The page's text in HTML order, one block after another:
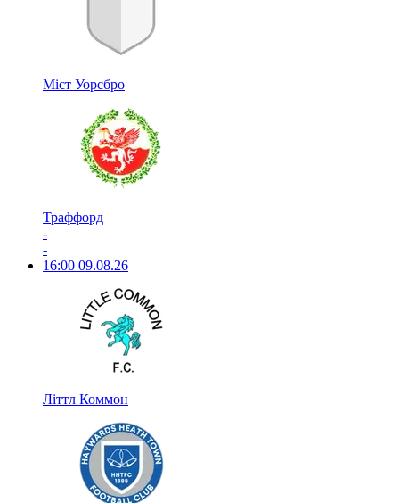
Міст Уорсбро
Траффорд
-
-
16:00 09.08.26
Літтл Коммон